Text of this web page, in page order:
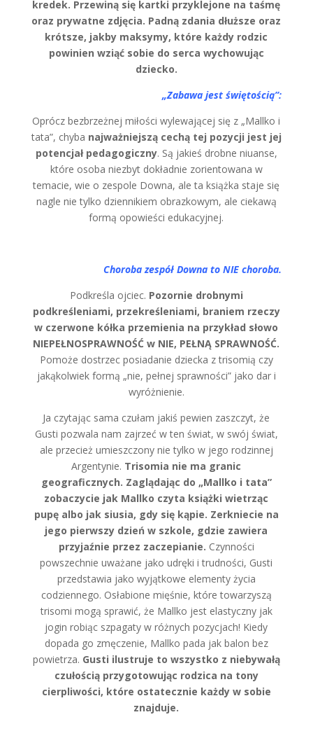
kredek. Przewiną się kartki przyklejone na taśmę
oraz prywatne zdjęcia. Padną zdania dłuższe oraz
krótsze, jakby maksymy, które każdy rodzic
powinien wziąć sobie do serca wychowując
dziecko.
„Zabawa jest świętością”:
Oprócz bezbrzeżnej miłości wylewającej się z „Mallko i
tata”, chyba najważniejszą cechą tej pozycji jest jej
potencjał pedagogiczny. Są jakieś drobne niuanse,
które osoba niezbyt dokładnie zorientowana w
temacie, wie o zespole Downa, ale ta książka staje się
nagle nie tylko dziennikiem obrazkowym, ale ciekawą
formą opowieści edukacyjnej.
Choroba zespół Downa to NIE choroba.
Podkreśla ojciec. Pozornie drobnymi
podkreśleniami, przekreśleniami, braniem rzeczy
w czerwone kółka przemienia na przykład słowo
NIEPEŁNOSPRAWNOŚĆ w NIE, PEŁNĄ SPRAWNOŚĆ.
Pomoże dostrzec posiadanie dziecka z trisomią czy
jakąkolwiek formą „nie, pełnej sprawności” jako dar i
wyróżnienie.
Ja czytając sama czułam jakiś pewien zaszczyt, że
Gusti pozwala nam zajrzeć w ten świat, w swój świat,
ale przecież umieszczony nie tylko w jego rodzinnej
Argentynie. Trisomia nie ma granic
geograficznych. Zaglądając do „Mallko i tata”
zobaczycie jak Mallko czyta książki wietrząc
pupę albo jak siusia, gdy się kąpie. Zerkniecie na
jego pierwszy dzień w szkole, gdzie zawiera
przyjaźnie przez zaczepianie. Czynności
powszechnie uważane jako udręki i trudności, Gusti
przedstawia jako wyjątkowe elementy życia
codziennego. Osłabione mięśnie, które towarzyszą
trisomi mogą sprawić, że Mallko jest elastyczny jak
jogin robiąc szpagaty w różnych pozycjach! Kiedy
dopada go zmęczenie, Mallko pada jak balon bez
powietrza. Gusti ilustruje to wszystko z niebywałą
czułością przygotowując rodzica na tony
cierpliwości, które ostatecznie każdy w sobie
znajduje.